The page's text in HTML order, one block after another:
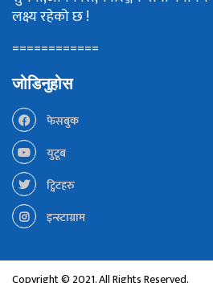
लक्ष्य रहेको छ !
============
जोडिनुहोस
फेसबुक
युटूब
ट्विटहरु
इन्स्टाग्राम
Copyright © 2021. All Rights Reserved.